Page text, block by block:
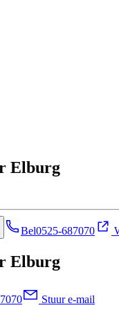
Elburg
Bel0525-687070
Elburg
Stuur e-mail